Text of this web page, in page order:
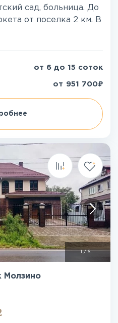
сад, больница. До
от поселка 2 км. В
от 6 до 15 соток
от 951 700₽
1/6
Молзино